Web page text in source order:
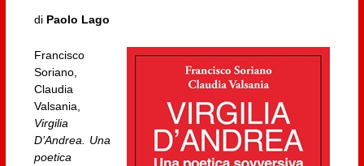
di Paolo Lago
Francisco
Soriano,
Claudia
Valsania,
Virgilia
D’Andrea. Una
poetica